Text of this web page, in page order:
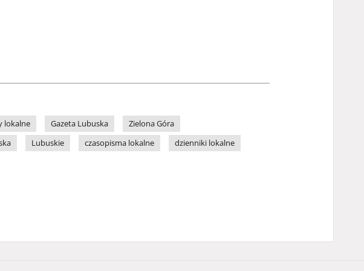
lokalne Gazeta Lubuska
Zielona Góra
Lubuskie czasopisma lokalne
dzienniki lokalne